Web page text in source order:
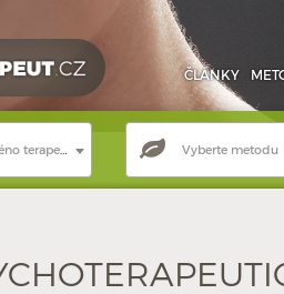
ČLÁNKY
Vyberte metodu